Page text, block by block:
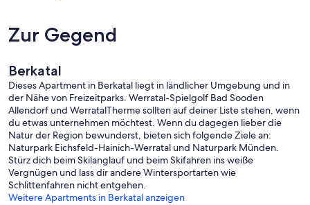
Zur Gegend
Berkatal
Dieses Apartment in Berkatal liegt in ländlicher Umgebung und in
der Nähe von Freizeitparks. Werratal-Spielgolf Bad Sooden
Allendorf und WerratalTherme sollten auf deiner Liste stehen, wenn
du etwas unternehmen möchtest. Wenn du dagegen lieber die
Natur der Region bewunderst, bieten sich folgende Ziele an:
Naturpark Eichsfeld-Hainich-Werratal und Naturpark Münden.
Stürz dich beim Skilanglauf und beim Skifahren ins weiße
Vergnügen und lass dir andere Wintersportarten wie
Schlittenfahren nicht entgehen.
Weitere Apartments in Berkatal anzeigen